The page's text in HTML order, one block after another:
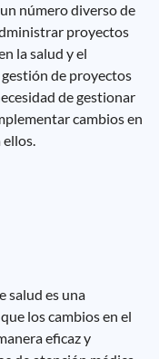
número diverso de
proyectos
la salud y el
de proyectos
de gestionar
cambios en
salud es una
los cambios en el
eficaz y